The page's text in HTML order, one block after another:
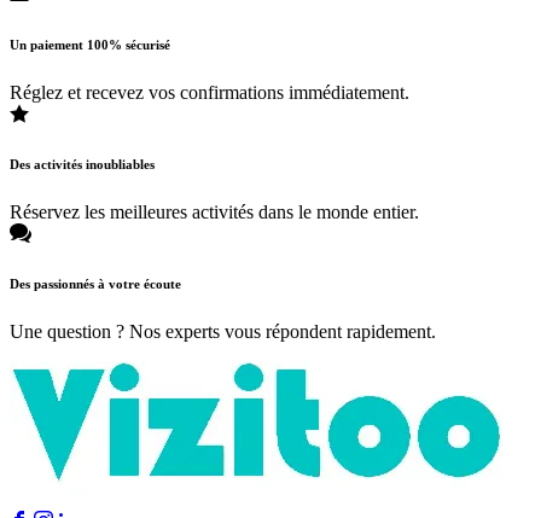
Un paiement 100% sécurisé
Réglez et recevez vos confirmations immédiatement.
Des activités inoubliables
Réservez les meilleures activités dans le monde entier.
Des passionnés à votre écoute
Une question ? Nos experts vous répondent rapidement.